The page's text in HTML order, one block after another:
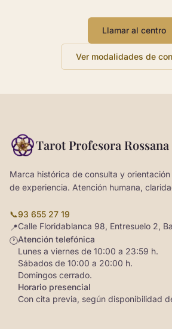
Llamar al centro
Ver modalidades de
Tarot Profesora Rossana
Marca histórica de consulta y
de experiencia. Atención humana,
📞93 655 27 19
📍Calle Floridablanca 98, Entresuelo 2,
🕐Atención telefónica
Lunes a viernes de 10:00 a 23:59 h.
Sábados de 10:00 a 20:00 h.
Domingos cerrado.
Horario presencial
Con cita previa, según disponibilidad